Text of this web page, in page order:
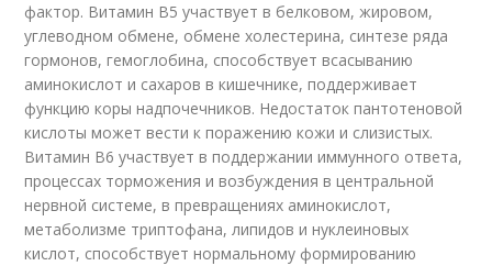
фактор. Витамин В5 участвует в белковом, жировом,
углеводном обмене, обмене холестерина, синтезе ряда
гормонов, гемоглобина, способствует всасыванию
аминокислот и сахаров в кишечнике, поддерживает
функцию коры надпочечников. Недостаток пантотеновой
кислоты может вести к поражению кожи и слизистых.
Витамин В6 участвует в поддержании иммунного ответа,
процессах торможения и возбуждения в центральной
нервной системе, в превращениях аминокислот,
метаболизме триптофана, липидов и нуклеиновых
кислот, способствует нормальному формированию